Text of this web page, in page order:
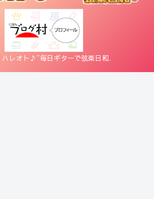
レオト♪~毎日ギターで弦楽日和.